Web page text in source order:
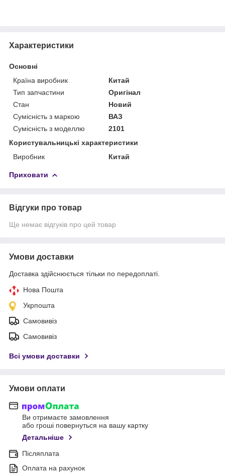
Характеристики
Основні
Країна виробник
Китай
Тип запчастини
Оригінал
Стан
Новий
Сумісність з маркою
ВАЗ
Сумісність з моделлю
2101
Користувальницькі характеристики
Виробник
Китай
Приховати
Відгуки про товар
Ще немає відгуків про цей товар
Умови доставки
Доставка здійснюється тільки по передоплаті.
Нова Пошта
Укрпошта
Самовивіз
Самовивіз
Всі умови доставки
Умови оплати
Ви отримаєте замовлення
або гроші повернуться на вашу картку
Детальніше
Післяплата
Оплата на рахунок